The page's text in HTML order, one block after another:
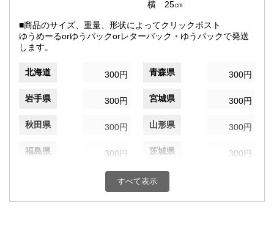
横 25㎝
■商品のサイズ、重量、形状によってクリックポスト
ゆうめーるorゆうパックorレターパック・ゆうパックで発送
します。
北海道 300円 青森県 300円
岩手県 300円 宮城県 300円
秋田県 300円 山形県 300円
福島県 300円 茨城県 300円
300円 群馬県
埼玉県 千葉県
すべて表示